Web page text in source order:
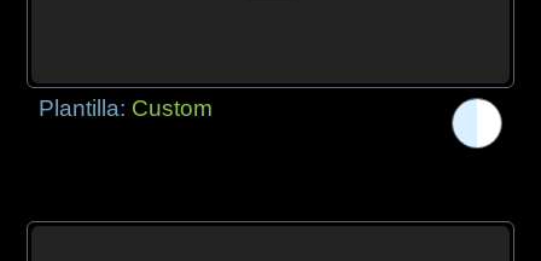
Plantilla: Custom